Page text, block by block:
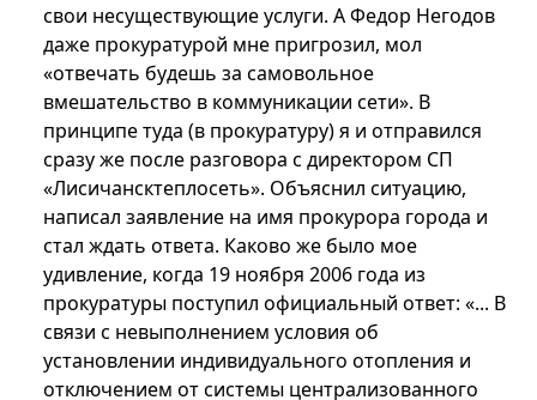
свои несуществующие услуги. А Федор Негодов
даже прокуратурой мне пригрозил, мол
«отвечать будешь за самовольное
вмешательство в коммуникации сети». В
принципе туда (в прокуратуру) я и отправился
сразу же после разговора с директором СП
«Лисичансктеплосеть». Объяснил ситуацию,
написал заявление на имя прокурора города и
стал ждать ответа. Каково же было мое
удивление, когда 19 ноября 2006 года из
прокуратуры поступил официальный ответ: «... В
связи с невыполнением условия об
установлении индивидуального отопления и
отключением от системы централизованного